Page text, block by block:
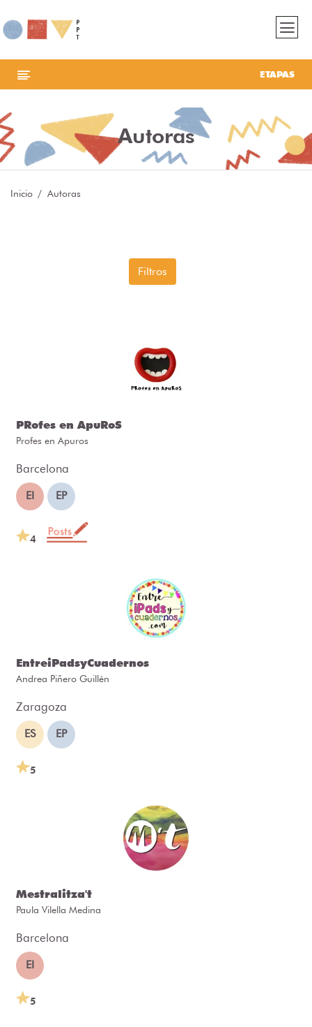
ETAPAS
Autoras
Inicio Autoras
Filtros
PRofes en ApuRoS
Profes en Apuros
Barcelona
EI EP
4
EntreiPadsyCuadernos
Andrea Piñero Guillén
Zaragoza
ES EP
5
Mestralitza't
Paula Vilella Medina
Barcelona
EI
5